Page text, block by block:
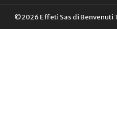
©2026 Effeti Sas di Benvenuti